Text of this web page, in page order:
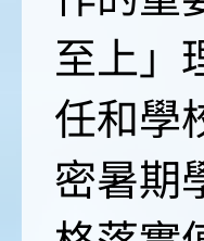
至上」
任和學
密暑期